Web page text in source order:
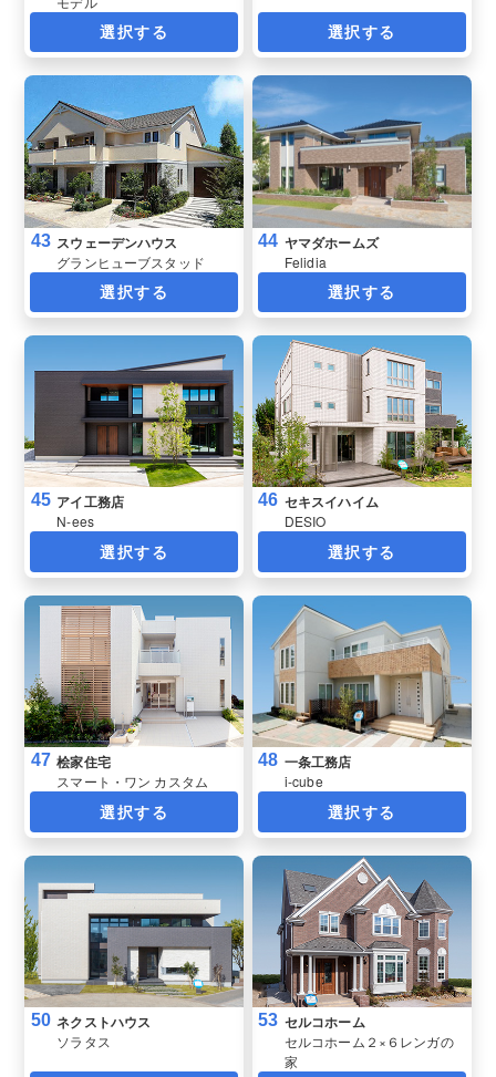
選択する 選択する
43 スウェーデンハウス
グランヒューブスタッド
選択する
44 ヤマダホームズ
Felidia
選択する
45 アイ工務店
N-ees
選択する
46 セキスイハイム
DESIO
選択する
47 桧家住宅
スマート・ワン カスタム
選択する
48 一条工務店
i-cube
選択する
50 ネクストハウス
ソラタス
53 セルコホーム
セルコホーム２×６レンガの
家